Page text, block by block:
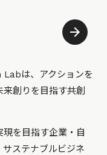
は、アクションを
創りを目指す共創
を目指す企業・自
ステナブルビジネ